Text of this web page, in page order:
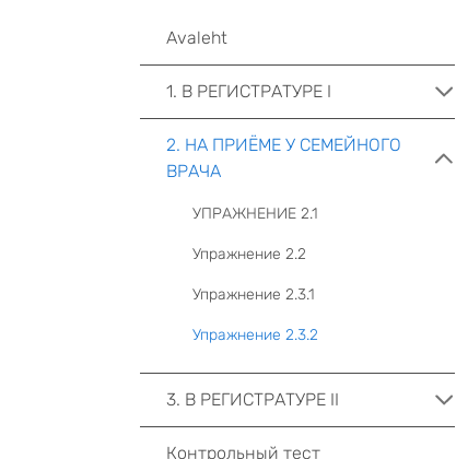
Avaleht
1. В РЕГИСТРАТУРЕ I
2. НА ПРИЁМЕ У СЕМЕЙНОГО
ВРАЧА
УПРАЖНЕНИЕ 2.1
Упражнение 2.2
Упражнение 2.3.1
Упражнение 2.3.2
3. В РЕГИСТРАТУРЕ II
Контрольный тест